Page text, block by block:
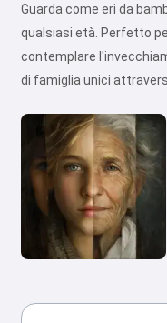
Guarda come eri da
qualsiasi età. Perfetto
contemplare
di famiglia unici